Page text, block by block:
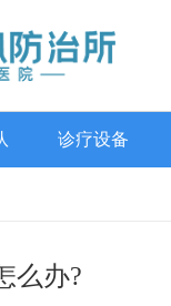
诊疗设备
么办?